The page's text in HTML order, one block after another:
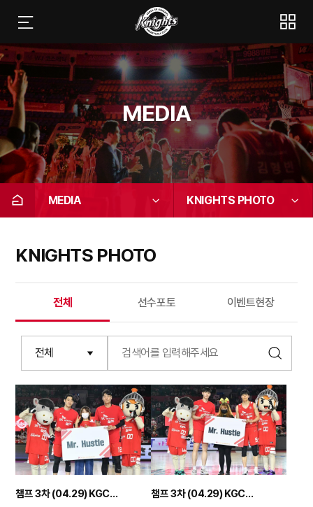
MEDIA
MEDIA KNIGHTS PHOTO
KNIGHTS PHOTO
전체 선수포토 이벤트현장
챔프 3차 (04.29) KGC전 미스터허슬 상 송창용 최성원 챔프 3차 (04.29) KGC전 미스터허슬 상 김선형 김형빈